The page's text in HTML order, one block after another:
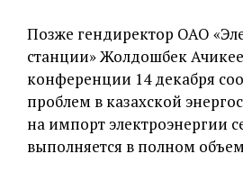
Позже гендиректор ОАО
станции» Жолдошбек
конференции 14 декабря
проблем в казахской
на импорт электроэнергии
выполняется в полном